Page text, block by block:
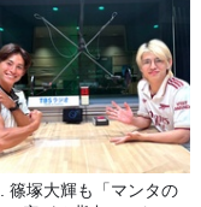
篠塚大輝も「マンタの